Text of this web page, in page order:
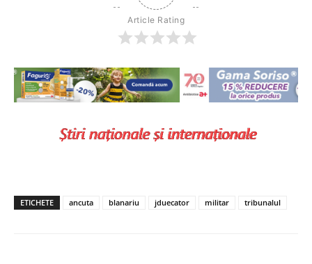
Article Rating
ETICHETE ancuta blanariu jduecator militar tribunalul